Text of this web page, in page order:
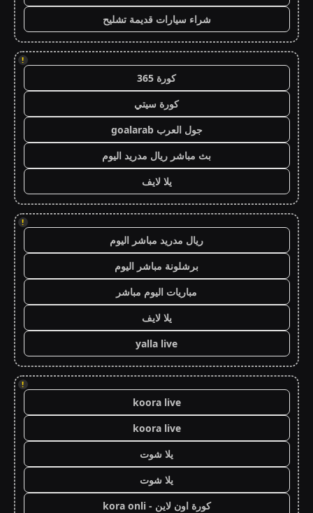
شراء سيارات قديمة تشليح
!
كورة 365
كورة سيتي
جول العرب goalarab
بث مباشر ريال مدريد اليوم
يلا لايف
!
ريال مدريد مباشر اليوم
برشلونة مباشر اليوم
مباريات اليوم مباشر
يلا لايف
yalla live
!
koora live
koora live
يلا شوت
يلا شوت
كورة اون لاين - kora onli